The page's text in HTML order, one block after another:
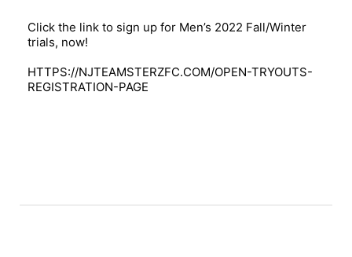
Click the link to sign up for Men’s 2022 Fall/Winter
trials, now!
HTTPS://NJTEAMSTERZFC.COM/OPEN-TRYOUTS-
REGISTRATION-PAGE